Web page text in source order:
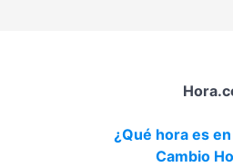
¿Qué hora es
Cambio